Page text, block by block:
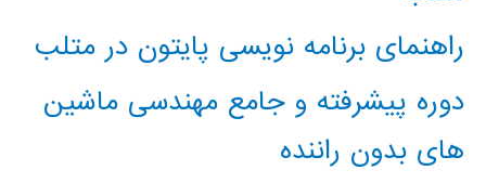
راهنمای برنامه نویسی پایتون در متلب
دوره پیشرفته و جامع مهندسی ماشین
های بدون راننده